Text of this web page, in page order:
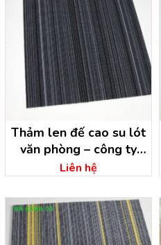
Thảm len đế cao su lót
văn phòng – công ty
thảm Bình Dương
Liên hệ